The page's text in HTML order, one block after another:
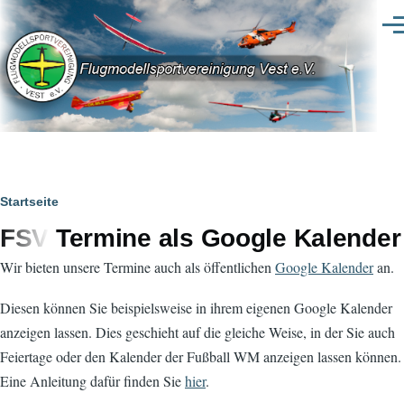
Direkt zum Inhalt
Pfadnavigation
Startseite
FSV Termine als Google Kalender
Wir bieten unsere Termine auch als öffentlichenGoogle Kalenderan.
Diesen können Sie beispielsweise in ihrem eigenen Google Kalender
anzeigen lassen. Dies geschieht auf die gleiche Weise, in der Sie auch
Feiertage oder den Kalender der Fußball WM anzeigen lassen können.
Eine Anleitung dafür finden Siehier.